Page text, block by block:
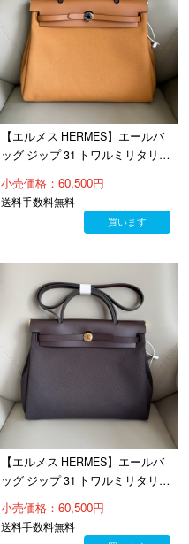
【エルメス HERMES】エールバ
ッグ ジップ 31 トワルミリタリー
ルバー金具(100％マシン)
小売価格：60,500円
送料手数料無料
買います
【エルメス HERMES】エールバ
ッグ ジップ 31 トワルミリタリー
ヴァッシュハンター エベンヌ
（46）ゴールド金具(100％マシ
ン)
小売価格：60,500円
送料手数料無料